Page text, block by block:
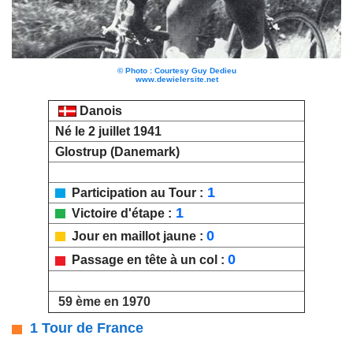
© Photo : Courtesy Guy Dedieu
www.dewielersite.net
Danois
Né le 2 juillet 1941
Glostrup (Danemark)
Participation au Tour : 1
Victoire d'étape : 1
Jour en maillot jaune : 0
Passage en tête à un col : 0
59 ème en 1970
1 Tour de France